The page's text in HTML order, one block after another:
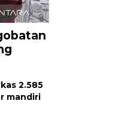
2.585
mandiri